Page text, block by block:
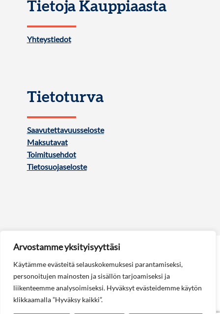
Arvostamme yksityisyyttäsi
Käytämme evästeitä selauskokemuksesi parantamiseksi,
personoitujen mainosten ja sisällön tarjoamiseksi ja
liikenteemme analysoimiseksi. Hyväksyt evästeidemme käytön
klikkaamalla ”Hyväksy kaikki”.
Tietoja Kauppiaasta
Yhteystiedot
Tietoturva
Saavutettavuusseloste
Maksutavat
Toimitusehdot
Tietosuojaseloste